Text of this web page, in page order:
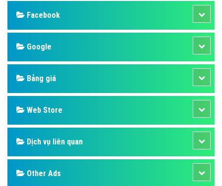
Facebook
Google
Bảng giá
Web Store
Dịch vụ liên quan
Other Ads